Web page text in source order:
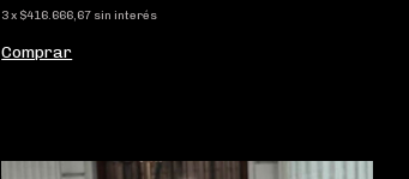
3x $416.666,67 sin interés
Comprar